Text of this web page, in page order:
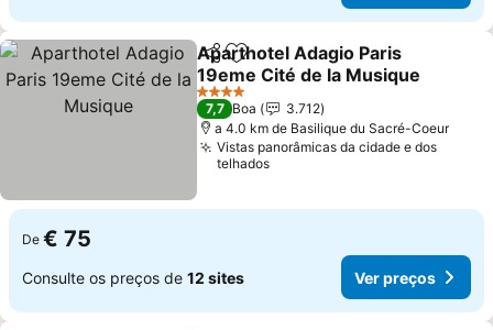
PartilharAdicionar aos favoritos
Aparthotel Adagio Paris
19eme Cité de la Musique
Ver preços
4 Estrelas
7,7 Boa
3.712
a 4.0 km de Basilique du Sacré-Coeur
Vistas panorâmicas da cidade e dos
telhados
De € 75
Consulte os preços de 12 sites Ver preços